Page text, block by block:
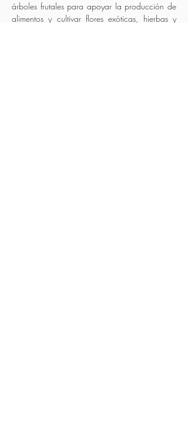
árboles frutales para apoyar la producción de
alimentos y cultivar flores exóticas, hierbas y